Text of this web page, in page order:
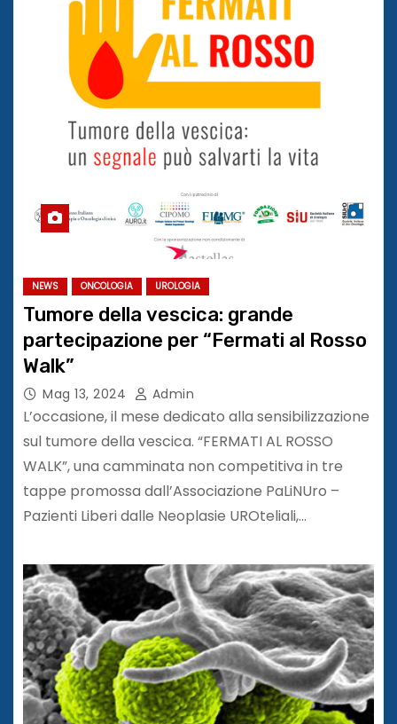
NEWS ONCOLOGIA UROLOGIA
Tumore della vescica: grande
partecipazione per “Fermati al Rosso
Walk”
Mag 13, 2024 Admin
L’occasione, il mese dedicato alla sensibilizzazione
sul tumore della vescica. “FERMATI AL ROSSO
WALK”, una camminata non competitiva in tre
tappe promossa dall’Associazione PaLiNUro –
Pazienti Liberi dalle Neoplasie UROteliali,…